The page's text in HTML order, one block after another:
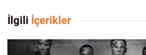
İlgili İçerikler